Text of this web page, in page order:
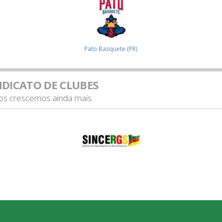
Pato Basquete (PR)
DE CLUBES
crescemos ainda mais